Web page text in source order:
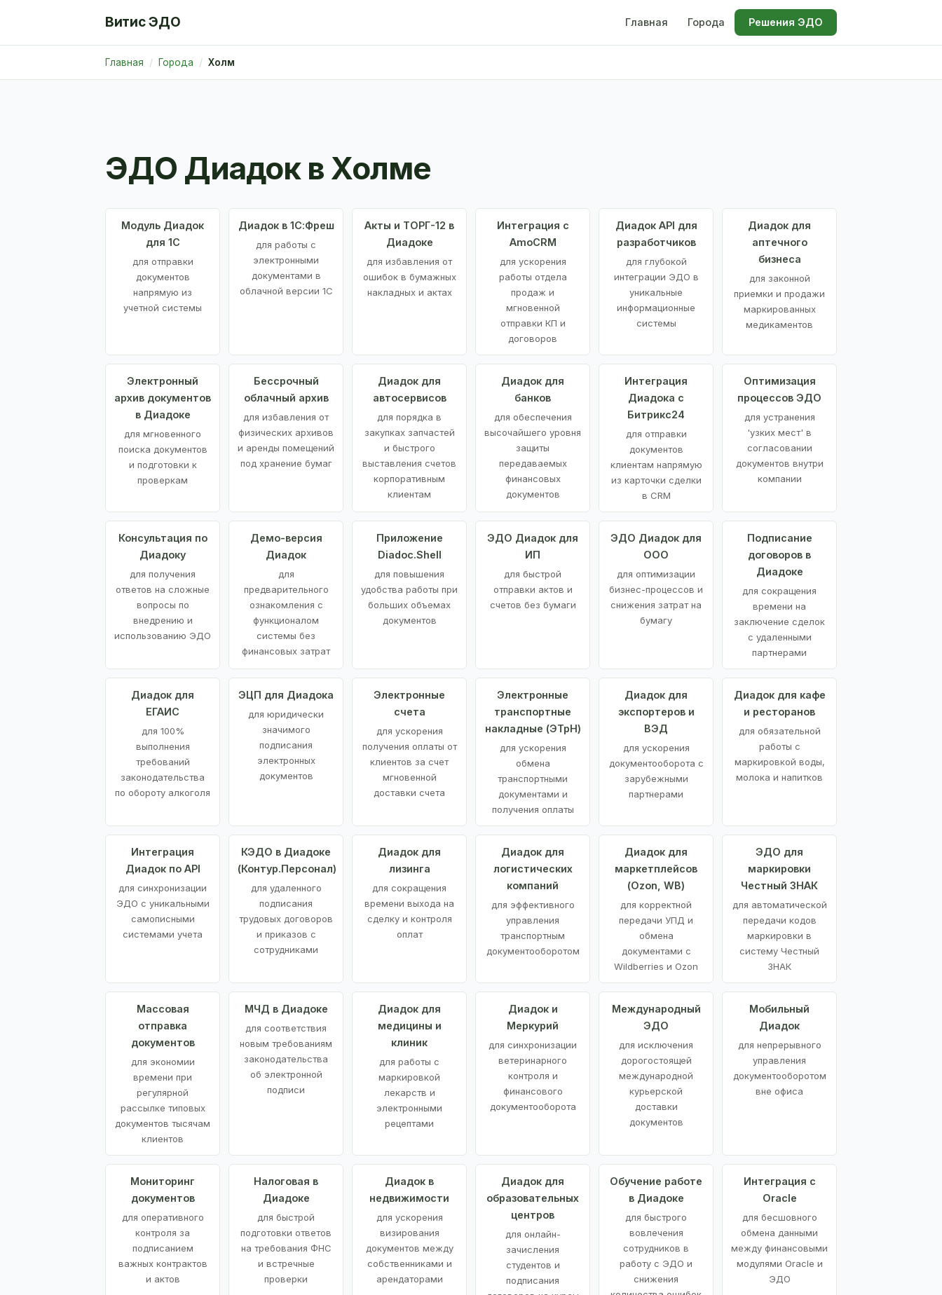
Витис ЭДО Главная Города Решения ЭДО
Главная Города Холм
ЭДО Диадок в Холме
Модуль Диадок
для 1С
для отправки
документов
напрямую из
учетной системы
Диадок в 1С:Фреш
для работы с
электронными
документами в
облачной версии 1С
Акты и ТОРГ-12 в
Диадоке
для избавления от
ошибок в бумажных
накладных и актах
Интеграция с
AmoCRM
для ускорения
работы отдела
продаж и
мгновенной
отправки КП и
договоров
Диадок API для
разработчиков
для глубокой
интеграции ЭДО в
уникальные
информационные
системы
Диадок для
аптечного
бизнеса
для законной
приемки и продажи
маркированных
медикаментов
Электронный
архив документов
в Диадоке
для мгновенного
поиска документов
и подготовки к
проверкам
Бессрочный
облачный архив
для избавления от
физических архивов
и аренды помещений
под хранение бумаг
Диадок для
автосервисов
для порядка в
закупках запчастей
и быстрого
выставления счетов
корпоративным
клиентам
Диадок для
банков
для обеспечения
высочайшего уровня
защиты
передаваемых
финансовых
документов
Интеграция
Диадока с
Битрикс24
для отправки
документов
клиентам напрямую
из карточки сделки
в CRM
Оптимизация
процессов ЭДО
для устранения
'узких мест' в
согласовании
документов внутри
компании
Консультация по
Диадоку
для получения
ответов на сложные
вопросы по
внедрению и
использованию ЭДО
Демо-версия
Диадок
для
предварительного
ознакомления с
функционалом
системы без
финансовых затрат
Приложение
Diadoc.Shell
для повышения
удобства работы при
больших объемах
документов
ЭДО Диадок для
ИП
для быстрой
отправки актов и
счетов без бумаги
ЭДО Диадок для
ООО
для оптимизации
бизнес-процессов и
снижения затрат на
бумагу
Подписание
договоров в
Диадоке
для сокращения
времени на
заключение сделок
с удаленными
партнерами
Диадок для
ЕГАИС
для 100%
выполнения
требований
законодательства
по обороту алкоголя
ЭЦП для Диадока
для юридически
значимого
подписания
электронных
документов
Электронные
счета
для ускорения
получения оплаты от
клиентов за счет
мгновенной
доставки счета
Электронные
транспортные
накладные (ЭТрН)
для ускорения
обмена
транспортными
документами и
получения оплаты
Диадок для
экспортеров и
ВЭД
для ускорения
документооборота с
зарубежными
партнерами
Диадок для кафе
и ресторанов
для обязательной
работы с
маркировкой воды,
молока и напитков
Интеграция
Диадок по API
для синхронизации
ЭДО с уникальными
самописными
системами учета
КЭДО в Диадоке
(Контур.Персонал)
для удаленного
подписания
трудовых договоров
и приказов с
сотрудниками
Диадок для
лизинга
для сокращения
времени выхода на
сделку и контроля
оплат
Диадок для
логистических
компаний
для эффективного
управления
транспортным
документооборотом
Диадок для
маркетплейсов
(Ozon, WB)
для корректной
передачи УПД и
обмена
документами с
Wildberries и Ozon
ЭДО для
маркировки
Честный ЗНАК
для автоматической
передачи кодов
маркировки в
систему Честный
ЗНАК
Массовая
отправка
документов
для экономии
времени при
регулярной
рассылке типовых
документов тысячам
клиентов
МЧД в Диадоке
для соответствия
новым требованиям
законодательства
об электронной
подписи
Диадок для
медицины и
клиник
для работы с
маркировкой
лекарств и
электронными
рецептами
Диадок и
Меркурий
для синхронизации
ветеринарного
контроля и
финансового
документооборота
Международный
ЭДО
для исключения
дорогостоящей
международной
курьерской
доставки
документов
Мобильный
Диадок
для непрерывного
управления
документооборотом
вне офиса
Мониторинг
документов
для оперативного
контроля за
подписанием
важных контрактов
и актов
Налоговая в
Диадоке
для быстрой
подготовки ответов
на требования ФНС
и встречные
проверки
Диадок в
недвижимости
для ускорения
визирования
документов между
собственниками и
арендаторами
Диадок для
образовательных
центров
для онлайн-
зачисления
студентов и
подписания
Обучение работе
в Диадоке
для быстрого
вовлечения
сотрудников в
работу с ЭДО и
снижения
Интеграция с
Oracle
для бесшовного
обмена данными
между финансовыми
модулями Oracle и
ЭДО